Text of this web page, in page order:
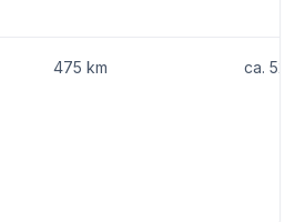
475 km ca. 52